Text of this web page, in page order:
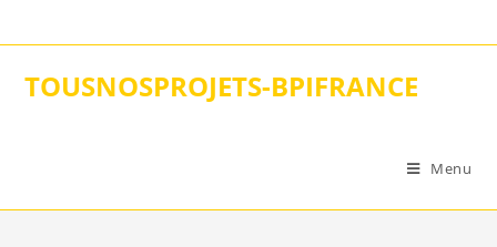
to
TOUSNOSPROJETS-BPIFRANCE
Menu